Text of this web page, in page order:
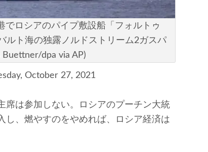
ロシアのパイプ敷設船「フォルトゥ
ルト海の独露ノルドストリーム2ガスパ
dpa via AP)
October 27, 2021
は参加しない。ロシアのプーチン大統
し、燃やすのをやめれば、ロシア経済は